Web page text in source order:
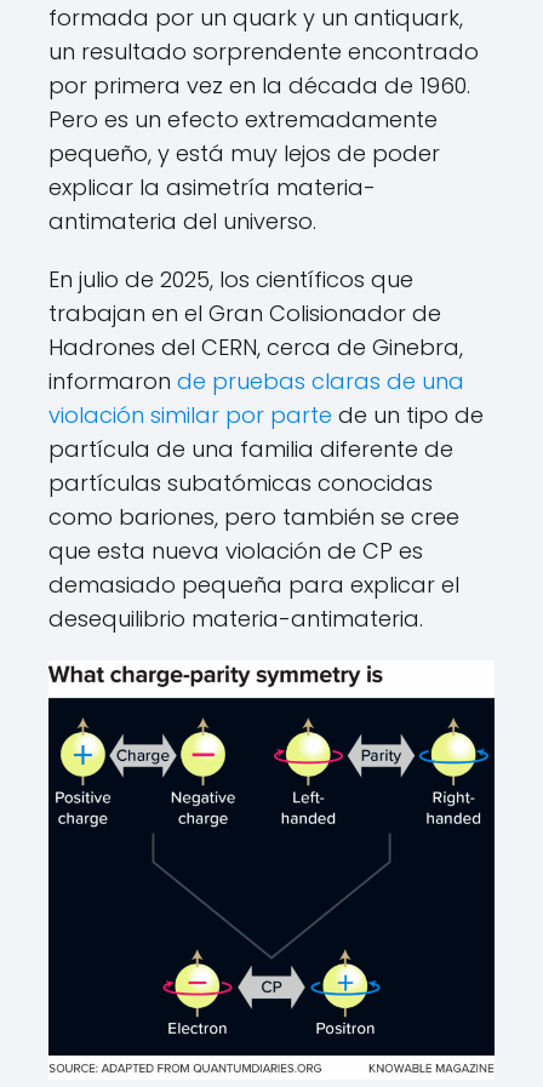
formada por un quark y un antiquark,
un resultado sorprendente encontrado
por primera vez en la década de 1960.
Pero es un efecto extremadamente
pequeño, y está muy lejos de poder
explicar la asimetría materia-
antimateria del universo.
En julio de 2025, los científicos que
trabajan en el Gran Colisionador de
Hadrones del CERN, cerca de Ginebra,
informaron de pruebas claras de una
violación similar por parte de un tipo de
partícula de una familia diferente de
partículas subatómicas conocidas
como bariones, pero también se cree
que esta nueva violación de CP es
demasiado pequeña para explicar el
desequilibrio materia-antimateria.